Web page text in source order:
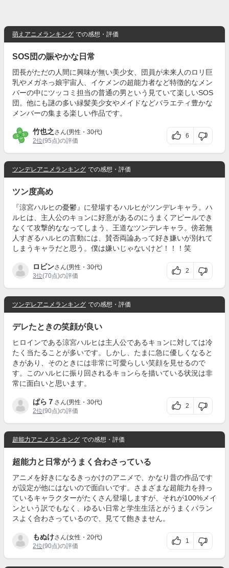
萌えアニメランキング での感想・評価
SOS団の賑やかな日常
団長がただの人間に興味が無い美少女、団員が未来人のロリ巨
乳やメガネっ娘宇宙人、イケメンの超能力者など特徴的なメン
バーの中にツッコミ担当の普通の男という見ていて楽しいSOS
団。他にも謎の多い緑髪美少女やメイドなどバラエティ豊かな
メンバーの集まる楽しい作品です。
竹也之さん(男性・30代)
2位(95点)の評価
6
ツンデレアニメランキング での感想・評価
ツン度高め
『涼宮ハルヒの憂鬱』に登場するハルヒがツンデレキャラ。ハ
ルヒは、主人公のキョンに好意があるのにうまくアピールでき
なくて攻撃的ななってしまう、王道なツンデレキャラ。傍若無
人すぎるハルヒの言動には、賛否両論あって好き嫌いが別れて
しまうキャラだと思う。僕は嫌いじゃないけど！！！笑
ロビンさん(男性・30代)
3位(70点)の評価
2
ツンデレアニメランキング での感想・評価
デレたときの笑顔が良い
ヒロインである涼宮ハルヒは主人公であるキョンに対しては冷
たく当たることが多いです。しかし、たまに急に優しくなると
きがあり、そのときには非常に可愛らしい笑顔を見せるので
す。このハルヒに振り回されるキョンらを描いている状況は非
常に面白いと思います。
ぱら７ さん(男性・30代)
2位(90点)の評価
2
超能力アニメランキング での感想・評価
超能力と日常がうまく合わさっている
アニメを好きになるきっかけのアニメで、かなり昔の作品です
が設定が他にはないので面白いです。さまざまな超能力を持っ
ているキャラクターがたくさん登場しますが、それが100%メイ
ンという訳でもなく、ゆるい日常と学生生活とがうまくバラン
スよく合わさっているので、見てて飽きません。
もぬけさん(女性・20代)
2位(90点)の評価
1